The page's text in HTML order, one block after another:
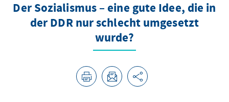
Der Sozialismus – eine gute Idee, die in
der DDR nur schlecht umgesetzt
wurde?